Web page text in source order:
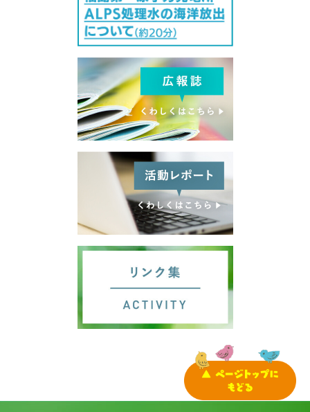
受付中のセミナー・講演会・見学会・イベント